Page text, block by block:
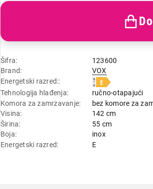
Šifra
123600
Brand
VOX
Energetski razred:
Tehnologija hlađenja
ručno-otapajući
Komora za zamrzavanje
bez komore za
Visina
142 cm
Širina
55 cm
Boja
inox
Energetski razred
E